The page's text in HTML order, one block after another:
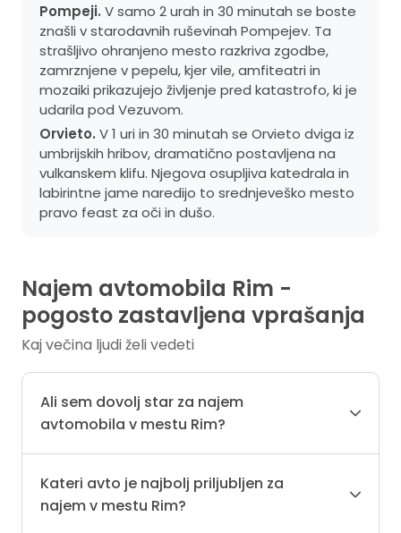
Pompeji. V samo 2 urah in 30 minutah se boste
znašli v starodavnih ruševinah Pompejev. Ta
strašljivo ohranjeno mesto razkriva zgodbe,
zamrznjene v pepelu, kjer vile, amfiteatri in
mozaiki prikazujejo življenje pred katastrofo, ki je
udarila pod Vezuvom.
Orvieto. V 1 uri in 30 minutah se Orvieto dviga iz
umbrijskih hribov, dramatično postavljena na
vulkanskem klifu. Njegova osupljiva katedrala in
labirintne jame naredijo to srednjeveško mesto
pravo feast za oči in dušo.
Najem avtomobila Rim -
pogosto zastavljena vprašanja
Kaj večina ljudi želi vedeti
Ali sem dovolj star za najem
avtomobila v mestu Rim?
Kateri avto je najbolj priljubljen za
najem v mestu Rim?